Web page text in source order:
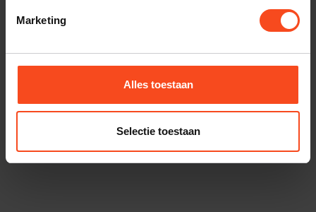
Marketing
Alles toestaan
Selectie toestaan
KEF LSX B1 muurbeugel
Kef LS-50 Wireless II
Op voorraad